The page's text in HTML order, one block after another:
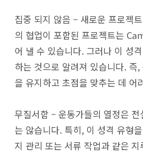
집중 되지 않음 – 새로운 프로젝
의 협업이 포함된 프로젝트는
어 낼 수 있습니다. 그러나 이 성
하는 것으로 알려져 있습니다. 즉
을 유지하고 초점을 맞추는 데 어
무질서함 – 운동가들의 열정은
는 않습니다. 특히, 이 성격 유형
지 관리 또는 서류 작업과 같은